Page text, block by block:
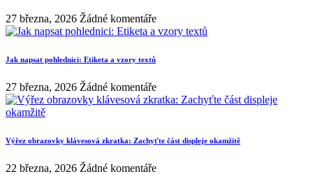
27 března, 2026 Žádné komentáře
Jak napsat pohlednici: Etiketa a vzory textů
27 března, 2026 Žádné komentáře
Výřez obrazovky klávesová zkratka: Zachyťte část displeje okamžitě
22 března, 2026 Žádné komentáře